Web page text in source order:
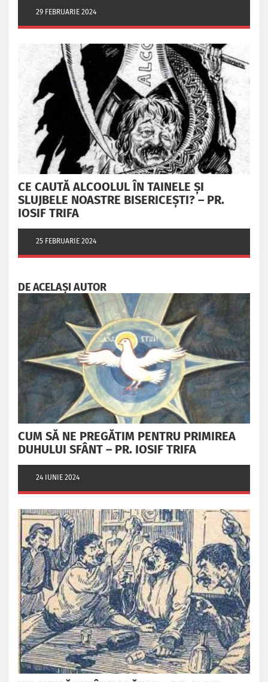
29 FEBRUARIE 2024
CE CAUTĂ ALCOOLUL ÎN TAINELE ŞI
SLUJBELE NOASTRE BISERICEŞTI? – PR.
IOSIF TRIFA
25 FEBRUARIE 2024
DE ACELAȘI AUTOR
CUM SĂ NE PREGĂTIM PENTRU PRIMIREA
DUHULUI SFÂNT – PR. IOSIF TRIFA
24 IUNIE 2024